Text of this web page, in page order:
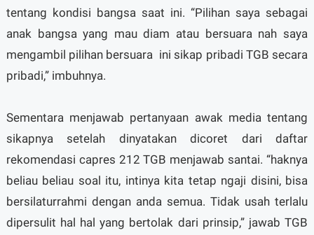
tentang kondisi bangsa saat ini. “Pilihan saya sebagai
anak bangsa yang mau diam atau bersuara nah saya
mengambil pilihan bersuara ini sikap pribadi TGB secara
pribadi,” imbuhnya.
Sementara menjawab pertanyaan awak media tentang
sikapnya setelah dinyatakan dicoret dari daftar
rekomendasi capres 212 TGB menjawab santai. “haknya
beliau beliau soal itu, intinya kita tetap ngaji disini, bisa
bersilaturrahmi dengan anda semua. Tidak usah terlalu
dipersulit hal hal yang bertolak dari prinsip,” jawab TGB